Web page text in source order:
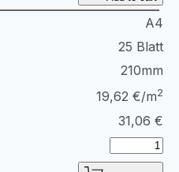
A4
25 Blatt
210mm
19,62 €/m2
31,06 €